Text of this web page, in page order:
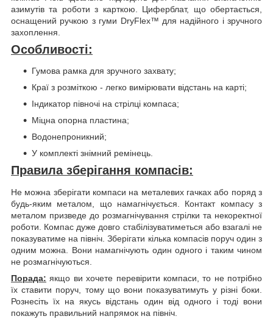
азимутів та роботи з карткою. Циферблат, що обертається,
оснащений ручкою з гуми DryFlex™ для надійного і зручного
захоплення.
Особливості:
Гумова рамка для зручного захвату;
Краї з розміткою - легко вимірювати відстань на карті;
Індикатор півночі на стрілці компаса;
Міцна опорна пластина;
Водонепроникний;
У комплекті знімний ремінець.
Правила зберігання компасів:
Не можна зберігати компаси на металевих гачках або поряд з
будь-яким металом, що намагнічується. Контакт компасу з
металом призведе до розмагнічування стрілки та некоректної
роботи. Компас дуже довго стабілізуватиметься або взагалі не
показуватиме на північ. Зберігати кілька компасів поруч один з
одним можна. Вони намагнічують один одного і таким чином
не розмагнічуються.
Порада: якщо ви хочете перевірити компаси, то не потрібно
їх ставити поруч, тому що вони показуватимуть у різні боки.
Рознесіть їх на якусь відстань один від одного і тоді вони
покажуть правильний напрямок на північ.